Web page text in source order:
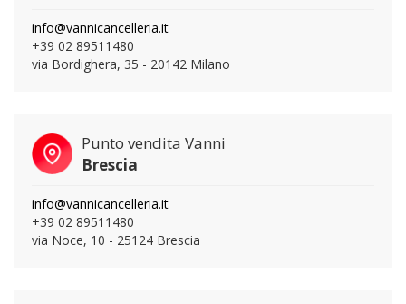
info@vannicancelleria.it
+39 02 89511480
via Bordighera, 35 - 20142 Milano
Punto vendita Vanni
Brescia
info@vannicancelleria.it
+39 02 89511480
via Noce, 10 - 25124 Brescia